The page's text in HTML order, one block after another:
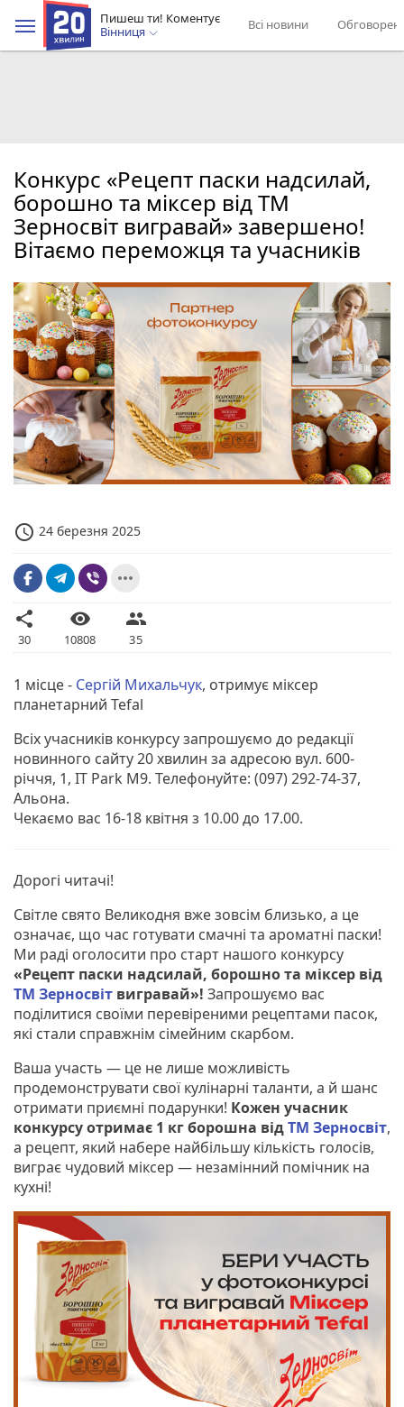
Пишеш ти! Коментує
Вінниця
Всі новини
Конкурс «Рецепт паски надсилай,
борошно та міксер від ТМ
Зерносвіт вигравай» завершено!
Вітаємо переможця та учасників
access_time 24 березня 2025
more_horiz
share
30
visibility
10808
people
35
1 місце - Сергій Михальчук, отримує міксер
планетарний Tefal
Всіх учасників конкурсу запрошуємо до редакції
новинного сайту 20 хвилин за адресою вул. 600-
річчя, 1, IT Park M9. Телефонуйте: (097) 292-74-37,
Альона.
Чекаємо вас 16-18 квітня з 10.00 до 17.00.
Дорогі читачі!
Світле свято Великодня вже зовсім близько, а це
означає, що час готувати смачні та ароматні паски!
Ми раді оголосити про старт нашого конкурсу
«Рецепт паски надсилай, борошно та міксер від
ТМ Зерносвіт вигравай»! Запрошуємо вас
поділитися своїми перевіреними рецептами пасок,
які стали справжнім сімейним скарбом.
Ваша участь — це не лише можливість
продемонструвати свої кулінарні таланти, а й шанс
отримати приємні подарунки! Кожен учасник
конкурсу отримає 1 кг борошна відТМ Зерносвіт,
а рецепт, який набере найбільшу кількість голосів,
виграє чудовий міксер — незамінний помічник на
кухні!